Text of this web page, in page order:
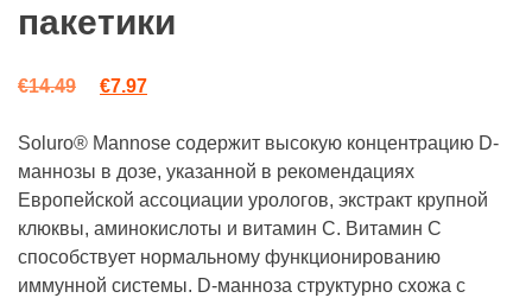
опроса
пакетики
€14.49 Первоначальная цена составляла €14.49.
€7.97Текущая цена: €7.97.
Soluro® Mannose содержит высокую концентрацию D-
маннозы в дозе, указанной в рекомендациях
Европейской ассоциации урологов, экстракт крупной
клюквы, аминокислоты и витамин С. Витамин С
способствует нормальному функционированию
иммунной системы. D-манноза структурно схожа с